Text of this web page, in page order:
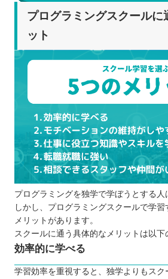
プログラミングスクールに
ット
プログラミングを独学で学ぼうとする人
しかし、プログラミングスクールで学
メリットがあります。
スクールに通う具体的なメリットは以下
効率的に学べる
学習効率を重視すると、独学よりもスク